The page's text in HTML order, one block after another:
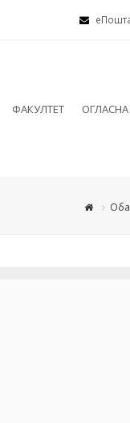
ФАКУЛТЕТ